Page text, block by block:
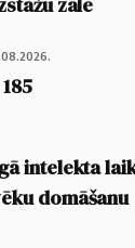
intelekta
domāšanu